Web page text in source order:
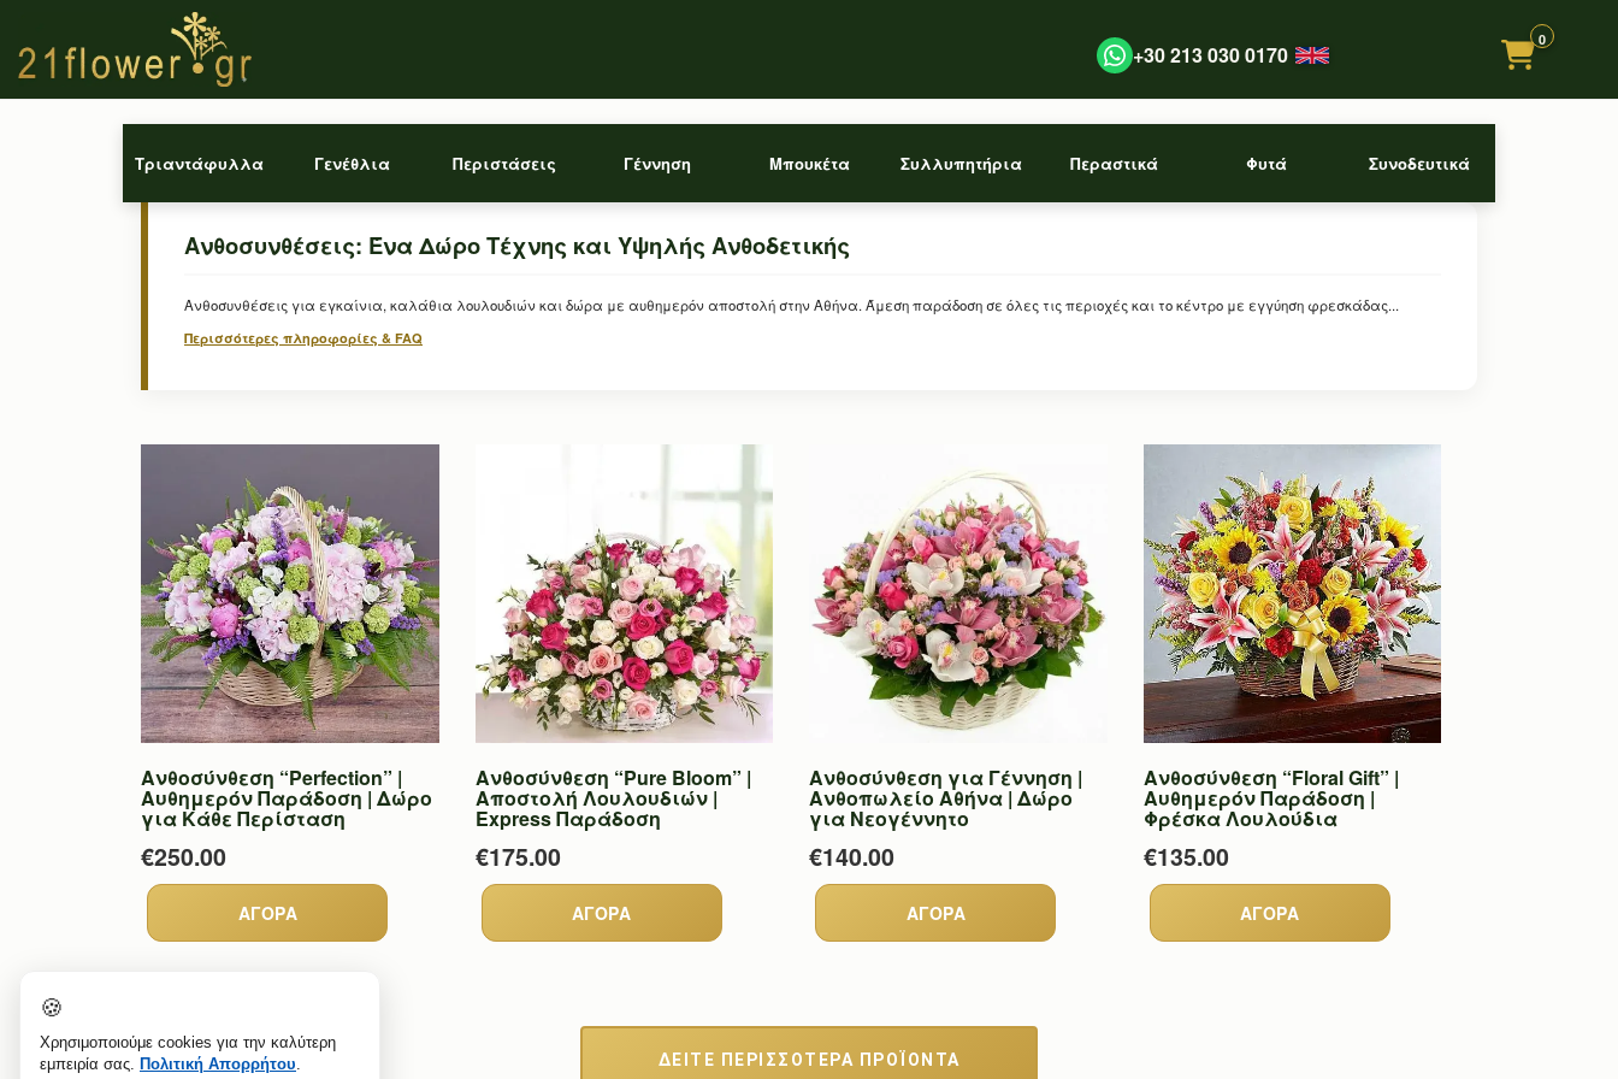
+30 213 030 0170
0
Τριαντάφυλλα Γενέθλια Περιστάσεις Γέννηση Μπουκέτα Συλλυπητήρια Περαστικά Φυτά Συνοδευτικά
Ανθοσυνθέσεις: Ένα Δώρο Τέχνης και Υψηλής Ανθοδετικής
Ανθοσυνθέσεις για εγκαίνια, καλάθια λουλουδιών και δώρα με αυθημερόν αποστολή στην Αθήνα. Άμεση παράδοση σε όλες τις περιοχές και το κέντρο με εγγύηση φρεσκάδας...
Περισσότερες πληροφορίες & FAQ
Ανθοσύνθεση “Perfection” |
Αυθημερόν Παράδοση | Δώρο
για Κάθε Περίσταση
€250.00
Ανθοσύνθεση “Pure Bloom” |
Αποστολή Λουλουδιών |
Express Παράδοση
€175.00
Ανθοσύνθεση για Γέννηση |
Ανθοπωλείο Αθήνα | Δώρο
για Νεογέννητο
€140.00
Ανθοσύνθεση “Floral Gift” |
Αυθημερόν Παράδοση |
Φρέσκα Λουλούδια
€135.00
ΔΕΙΤΕ ΠΕΡΙΣΣΟΤΕΡΑ ΠΡΟΪΟΝΤΑ
🍪
Χρησιμοποιούμε cookies για την καλύτερη
εμπειρία σας. Πολιτική Απορρήτου.